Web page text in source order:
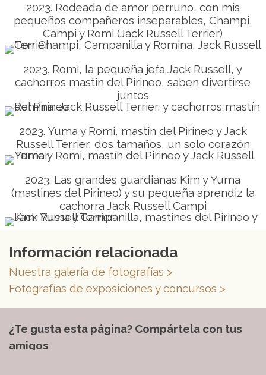
2023. Rodeada de amor perruno, con mis
pequeños compañeros inseparables, Champi,
Campi y Romi (Jack Russell Terrier)
2023. Romi, la pequeña jefa Jack Russell, y
cachorros mastín del Pirineo, saben divertirse
juntos
2023. Yuma y Romi, mastín del Pirineo y Jack
Russell Terrier, dos tamaños, un solo corazón
2023. Las grandes guardianas Kim y Yuma
(mastines del Pirineo) y su pequeña aprendiz la
cachorra Jack Russell Campi
Información relacionada
Nuestra galería de fotografías >
Fotografías de exposiciones y concursos >
¿Te gusta esta página? Compártela con tus
amigos